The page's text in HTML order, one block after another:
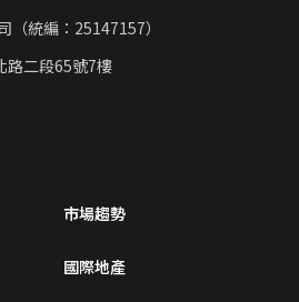
（統編：25147157）
路二段65號7樓
市場趨勢
國際地產